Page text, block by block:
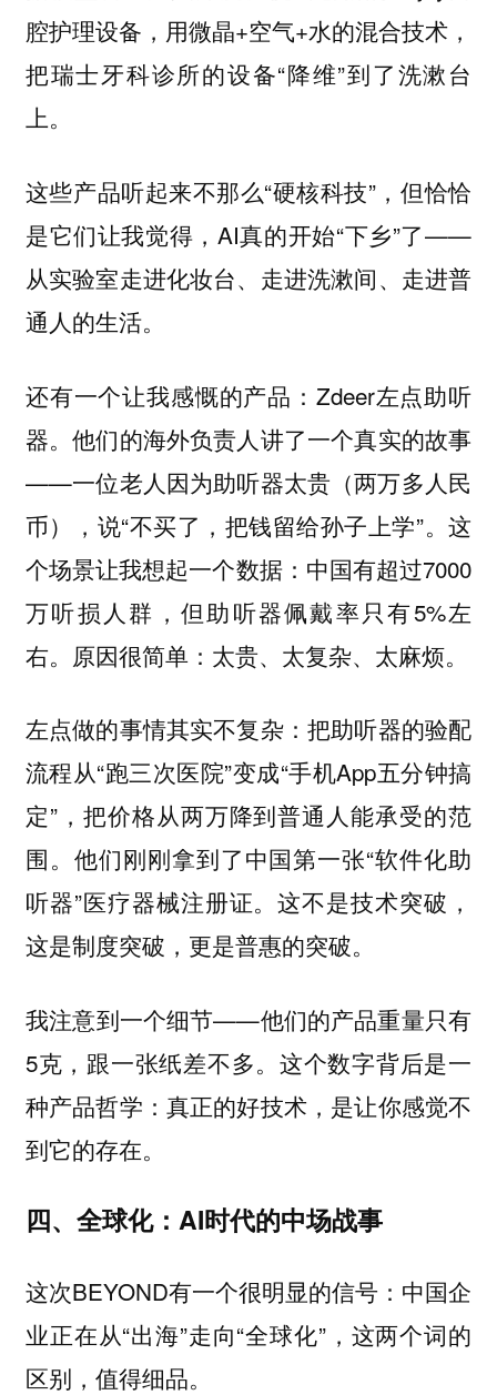
腔护理设备，用微晶+空气+水的混合技术，
把瑞士牙科诊所的设备“降维”到了洗漱台
上。
这些产品听起来不那么“硬核科技”，但恰恰
是它们让我觉得，AI真的开始“下乡”了——
从实验室走进化妆台、走进洗漱间、走进普
通人的生活。
还有一个让我感慨的产品：Zdeer左点助听
器。他们的海外负责人讲了一个真实的故事
——一位老人因为助听器太贵（两万多人民
币），说“不买了，把钱留给孙子上学”。这
个场景让我想起一个数据：中国有超过7000
万听损人群，但助听器佩戴率只有5%左
右。原因很简单：太贵、太复杂、太麻烦。
左点做的事情其实不复杂：把助听器的验配
流程从“跑三次医院”变成“手机App五分钟搞
定”，把价格从两万降到普通人能承受的范
围。他们刚刚拿到了中国第一张“软件化助
听器”医疗器械注册证。这不是技术突破，
这是制度突破，更是普惠的突破。
我注意到一个细节——他们的产品重量只有
5克，跟一张纸差不多。这个数字背后是一
种产品哲学：真正的好技术，是让你感觉不
到它的存在。
四、全球化：AI时代的中场战事
这次BEYOND有一个很明显的信号：中国企
业正在从“出海”走向“全球化”，这两个词的
区别，值得细品。